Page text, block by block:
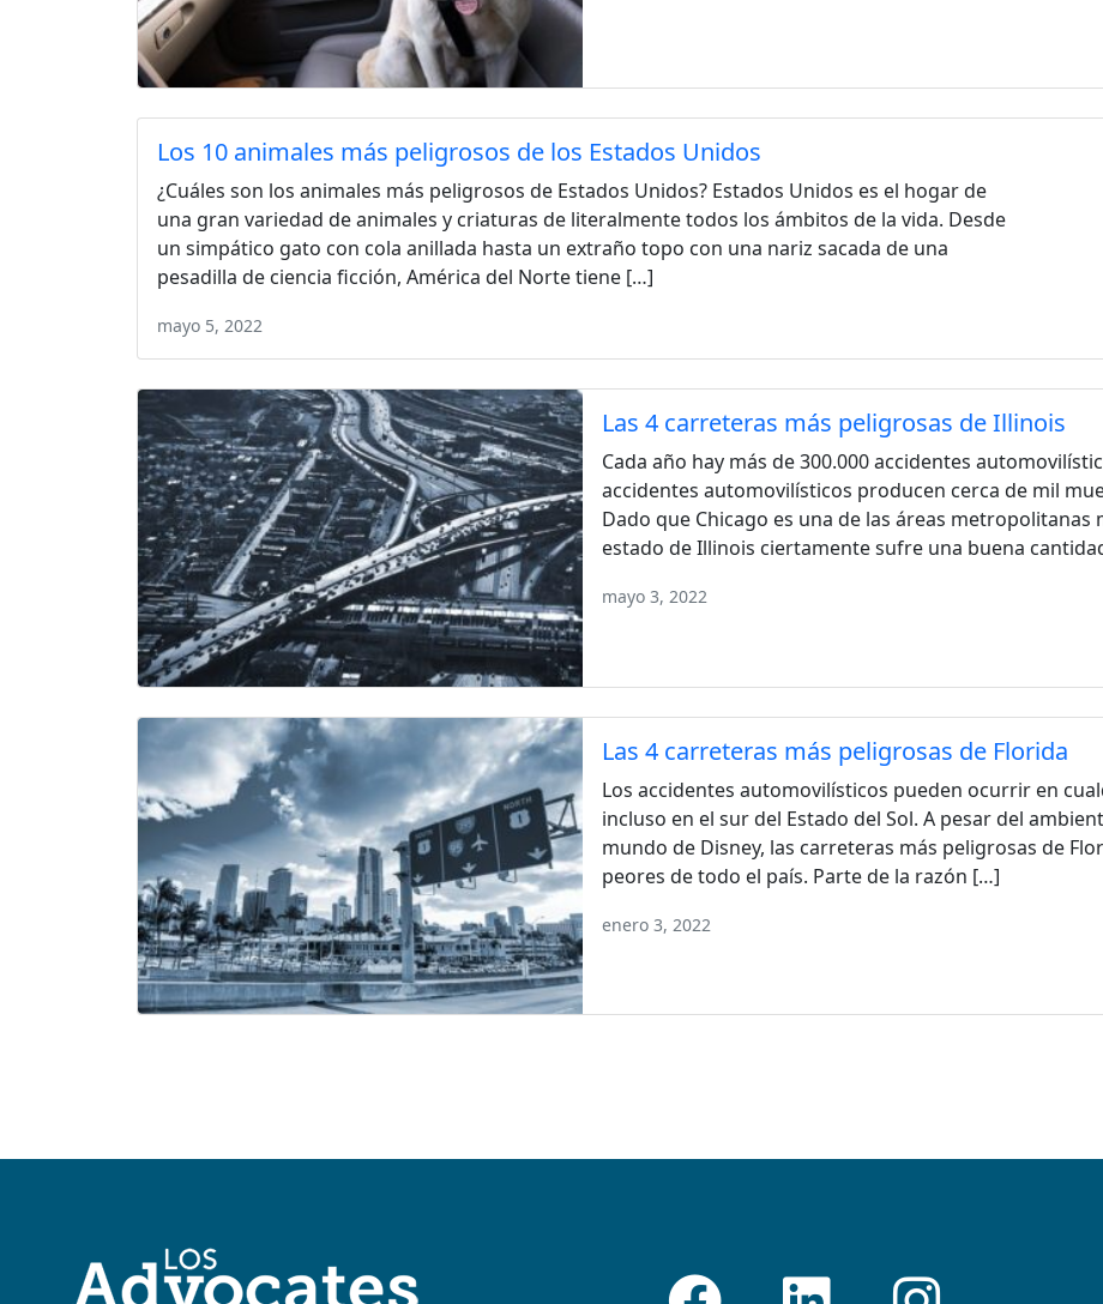
Los 10 animales más peligrosos de los Estados Unidos
¿Cuáles son los animales más peligrosos de Estados Unidos? Estados Unidos es el hogar de
una gran variedad de animales y criaturas de literalmente todos los ámbitos de la vida. Desde
un simpático gato con cola anillada hasta un extraño topo con una nariz sacada de una
pesadilla de ciencia ficción, América del Norte tiene […]
mayo 5, 2022
Las 4 carreteras más peligrosas de Illinois
Cada año hay más de 300.000 accidentes
accidentes automovilísticos producen cerca de mil
Dado que Chicago es una de las áreas metropolitanas
estado de Illinois ciertamente sufre una buena
mayo 3, 2022
Las 4 carreteras más peligrosas de Florida
Los accidentes automovilísticos pueden ocurrir en
incluso en el sur del Estado del Sol. A pesar del
mundo de Disney, las carreteras más peligrosas de
peores de todo el país. Parte de la razón […]
enero 3, 2022